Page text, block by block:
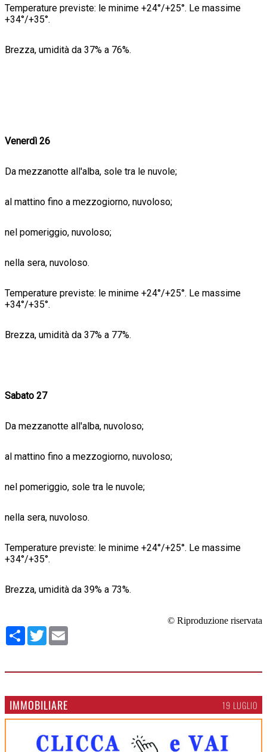
Temperature previste: le minime +24°/+25°. Le massime
+34°/+35°.
Brezza, umidità da 37% a 76%.
Venerdì 26
Da mezzanotte all'alba, sole tra le nuvole;
al mattino fino a mezzogiorno, nuvoloso;
nel pomeriggio, nuvoloso;
nella sera, nuvoloso.
Temperature previste: le minime +24°/+25°. Le massime
+34°/+35°.
Brezza, umidità da 37% a 77%.
Sabato 27
Da mezzanotte all'alba, nuvoloso;
al mattino fino a mezzogiorno, nuvoloso;
nel pomeriggio, sole tra le nuvole;
nella sera, nuvoloso.
Temperature previste: le minime +24°/+25°. Le massime
+34°/+35°.
Brezza, umidità da 39% a 73%.
© Riproduzione riservata
Condividi
Twitter
IMMOBILIARE 19 LUGLIO